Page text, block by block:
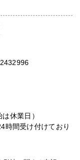
休業日）
時間受け付けており